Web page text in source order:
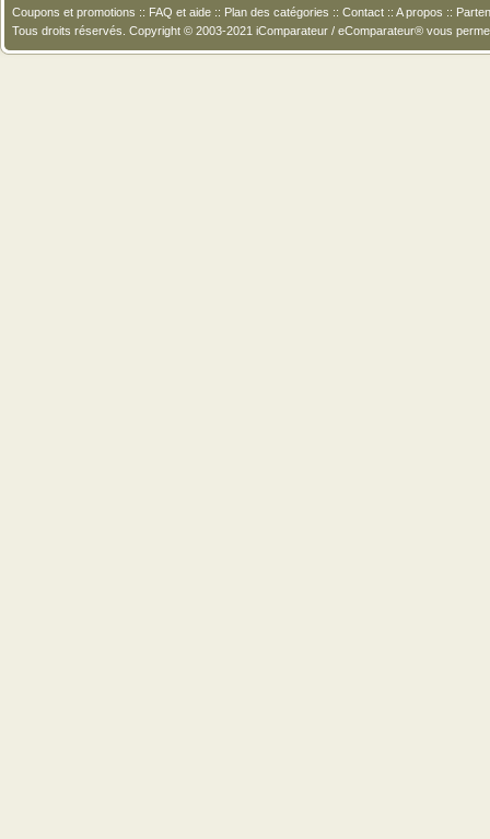
Coupons et promotions :: FAQ et aide :: Plan des catégories :: Contact :: A propos ::
Tous droits réservés. Copyright © 2003-2021 iComparateur / eComparateur® vous